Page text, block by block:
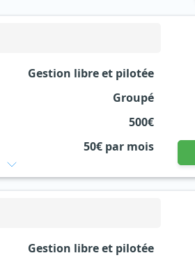
Gestion libre et pilotée
Groupé
500€
50€ par mois
Gestion libre et pilotée